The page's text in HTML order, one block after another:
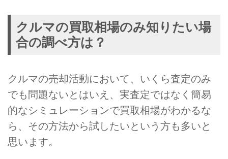
クルマの買取相場のみ知りたい場
合の調べ方は？
クルマの売却活動において、いくら査定のみ
でも問題ないとはいえ、実査定ではなく簡易
的なシミュレーションで買取相場がわかるな
ら、その方法から試したいという方も多いと
思います。